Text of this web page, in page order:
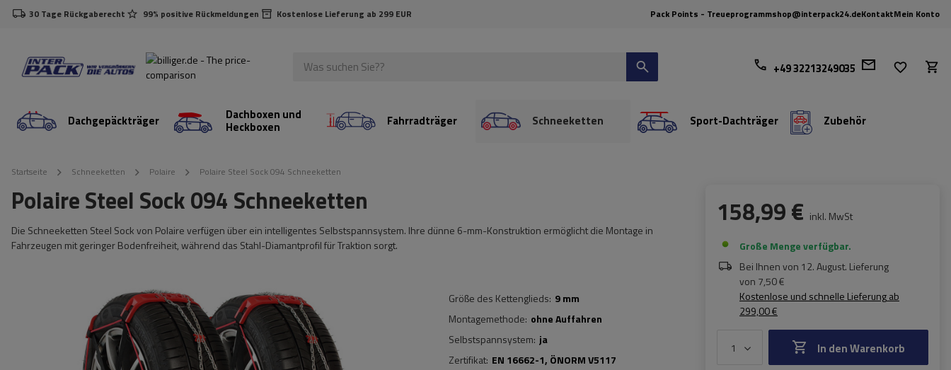
30 Tage Rückgaberecht 99% positive Rückmeldungen Kostenlose Lieferung ab 299 EUR Pack Points - Treueprogrammshop@interpack24.deKontaktMein Konto
+49 32213249035
Dachgepäckträger Dachboxen und
Heckboxen Fahrradträger Schneeketten Sport-Dachträger Zubehör
Startseite Schneeketten Polaire Polaire Steel Sock 094 Schneeketten
Polaire Steel Sock 094 Schneeketten
Die Schneeketten Steel Sock von Polaire verfügen über ein intelligentes Selbstspannsystem. Ihre dünne 6-mm-Konstruktion ermöglicht die Montage in
Fahrzeugen mit geringer Bodenfreiheit, während das Stahl-Diamantprofil für Traktion sorgt.
Größe des Kettenglieds 9 mm
Montagemethode ohne Auffahren
Selbstspannsystem ja
Zertifikat EN 16662-1 ÖNORM V5117
158,99 € inkl. MwSt
Große Menge verfügbar
Bei Ihnen von 12. August. Lieferung
von 7,50 €
Kostenlose und schnelle Lieferungab
299,00 €
In den Warenkorb